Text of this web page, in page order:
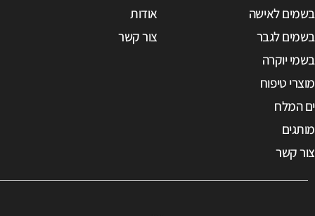
בשמים לאישה
בשמים לגבר
בשמי יוקרה
מוצרי טיפוח
ים המלח
מותגים
צור קשר
אודות
צור קשר